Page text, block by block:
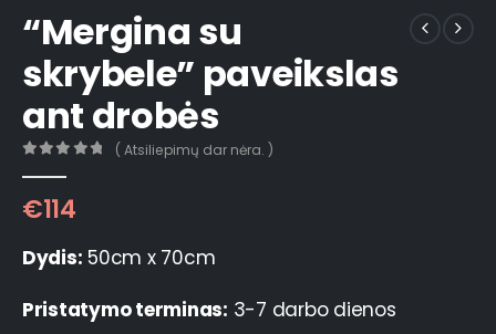
“Mergina su
skrybele” paveikslas
ant drobės
( Atsiliepimų dar nėra. )
€114
Dydis: 50cm x 70cm
Pristatymo terminas: 3-7 darbo dienos